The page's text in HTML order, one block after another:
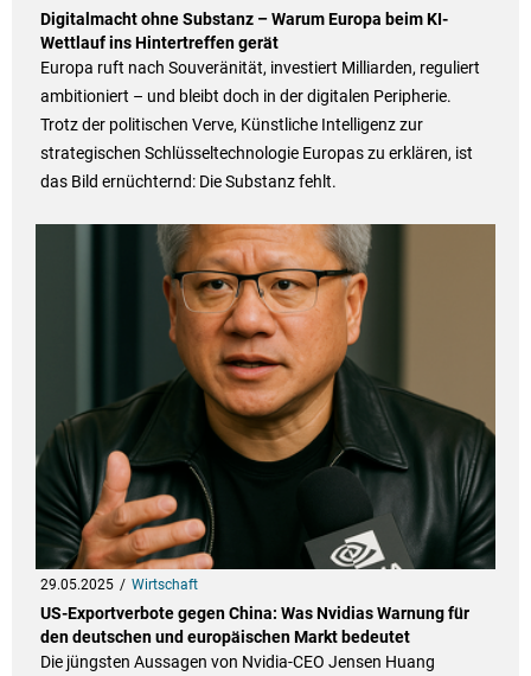
Digitalmacht ohne Substanz – Warum Europa beim KI-
Wettlauf ins Hintertreffen gerät
Europa ruft nach Souveränität, investiert Milliarden, reguliert
ambitioniert – und bleibt doch in der digitalen Peripherie.
Trotz der politischen Verve, Künstliche Intelligenz zur
strategischen Schlüsseltechnologie Europas zu erklären, ist
das Bild ernüchternd: Die Substanz fehlt.
29.05.2025 Wirtschaft
US-Exportverbote gegen China: Was Nvidias Warnung für
den deutschen und europäischen Markt bedeutet
Die jüngsten Aussagen von Nvidia-CEO Jensen Huang